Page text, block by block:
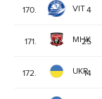
170. VIT4
171. MHK
25
172. UKR14